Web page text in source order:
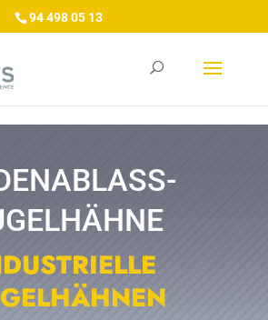
*/ /*/Google Ads/*/
94 498 05 13